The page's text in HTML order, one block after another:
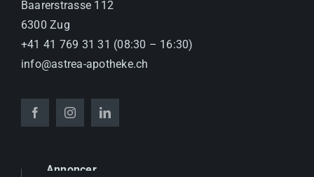
Baarerstrasse 112
6300 Zug
+41 41 769 31 31 (08:30 – 16:30)
info@astrea-apotheke.ch
Annoncer